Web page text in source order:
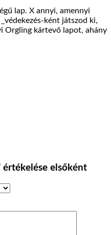
lap. X annyi, amennyi
ként játszod ki,
Orgling kártevő lapot, ahány
értékelése elsőként